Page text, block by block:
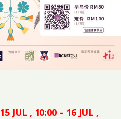
15 JUL , 10:00 – 16 JUL ,